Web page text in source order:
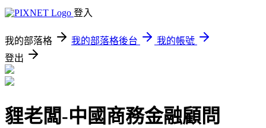
登入
我的部落格 我的部落格後台
我的帳號
登出
貍老闆-中國商務金融顧問